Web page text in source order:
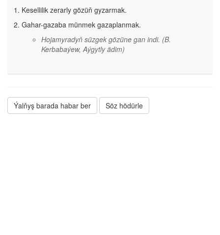
Kesellilik zerarly gözüň gyzarmak.
Gahar-gazaba münmek gazaplanmak.
Hojamyradyň süzgek gözüne gan indi. (B.
Kerbabaýew, Aýgytly ädim)
Ýalňyş barada habar ber Söz hödürle